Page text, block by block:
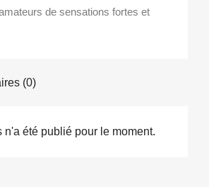
de sensations fortes et
(0)
n'a été publié pour le moment.